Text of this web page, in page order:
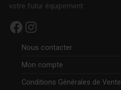
votre futur équipement.
Facebook Instagram
Nous contacter
Mon compte
Conditions Générales de Vente